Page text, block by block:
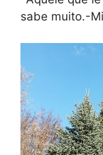
sabe muito.-